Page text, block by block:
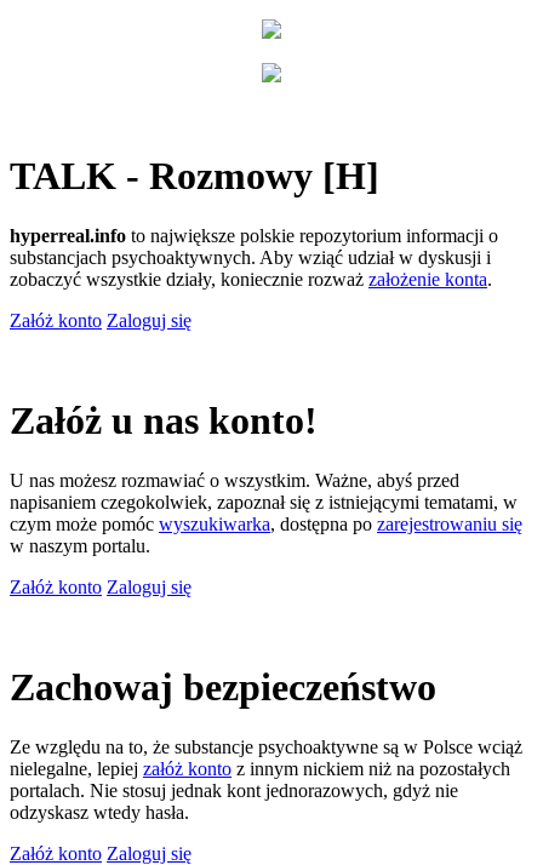
TALK - Rozmowy [H]
hyperreal.info to największe polskie repozytorium informacji o
substancjach psychoaktywnych. Aby wziąć udział w dyskusji i
zobaczyć wszystkie działy, koniecznie rozważ założenie konta.
Załóż konto Zaloguj się
Załóż u nas konto!
U nas możesz rozmawiać o wszystkim. Ważne, abyś przed
napisaniem czegokolwiek, zapoznał się z istniejącymi tematami, w
czym może pomóc wyszukiwarka, dostępna po zarejestrowaniu się
w naszym portalu.
Załóż konto Zaloguj się
Zachowaj bezpieczeństwo
Ze względu na to, że substancje psychoaktywne są w Polsce wciąż
nielegalne, lepiej załóż konto z innym nickiem niż na pozostałych
portalach. Nie stosuj jednak kont jednorazowych, gdyż nie
odzyskasz wtedy hasła.
Załóż konto Zaloguj się